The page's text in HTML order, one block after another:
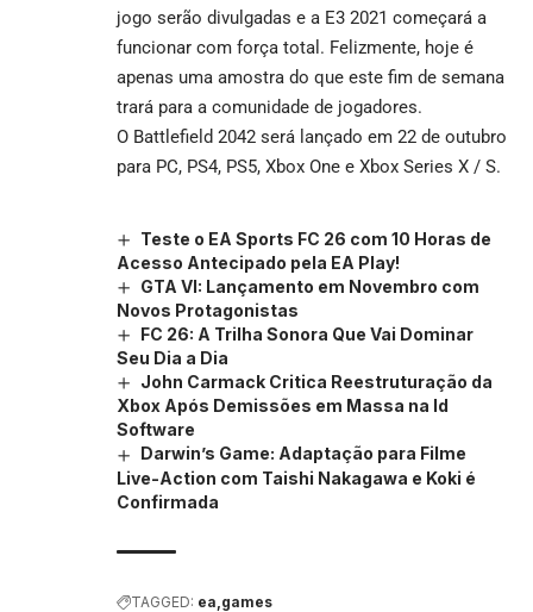
jogo serão divulgadas e a E3 2021 começará a
funcionar com força total. Felizmente, hoje é
apenas uma amostra do que este fim de semana
trará para a comunidade de jogadores.
O Battlefield 2042 será lançado em 22 de outubro
para PC, PS4, PS5, Xbox One e Xbox Series X / S.
Teste o EA Sports FC 26 com 10 Horas de
Acesso Antecipado pela EA Play!
GTA VI: Lançamento em Novembro com
Novos Protagonistas
FC 26: A Trilha Sonora Que Vai Dominar
Seu Dia a Dia
John Carmack Critica Reestruturação da
Xbox Após Demissões em Massa na Id
Software
Darwin’s Game: Adaptação para Filme
Live-Action com Taishi Nakagawa e Koki é
Confirmada
TAGGED: ea games